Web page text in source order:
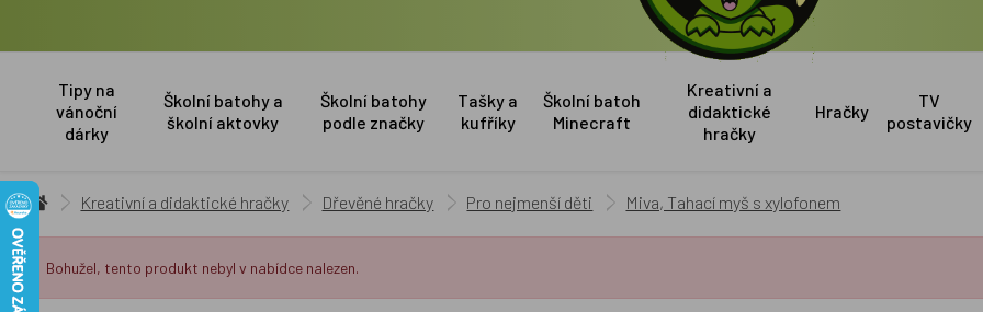
Tipy na
vánoční
dárky
Školní batohy a
školní aktovky
Školní batohy
podle značky
Tašky a
kufříky
Školní batoh
Minecraft
Kreativní a
didaktické
hračky
Hračky
TV
postavičky
Kreativní a didaktické hračky Dřevěné hračky Pro nejmenší děti Miva, Tahací myš s xylofonem
Bohužel, tento produkt nebyl v nabídce nalezen.